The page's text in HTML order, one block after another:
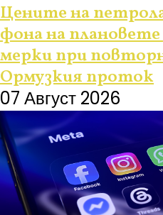
Цените на
фона на
мерки при
Ормузкия проток
07 Август 2026